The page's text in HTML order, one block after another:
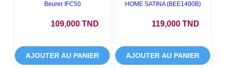
Beurer IFC50
109,000 TND
AJOUTER AU PANIER
HOME SATINA (BEE1400B)
119,000 TND
AJOUTER AU PANIER